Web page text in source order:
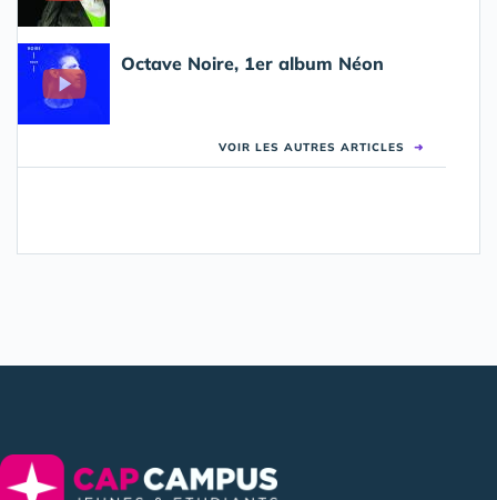
Octave Noire, 1er album Néon
VOIR LES AUTRES ARTICLES ➜